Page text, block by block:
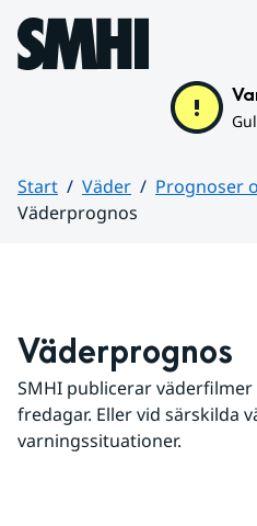
Hoppa till sidans innehåll
Start Väder
Prognoser
Väderprognos
Väderprognos
SMHI publicerar
fredagar. Eller vid särskilda
varningssituationer.